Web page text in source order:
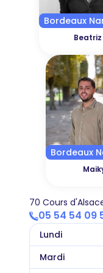
Bordeaux
Beatriz
Bordeaux
70 Cours
05 54 54 09
Lundi
Mardi